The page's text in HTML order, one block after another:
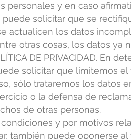
personales y en caso
puede solicitar que se
actualicen los datos
otras cosas, los datos ya
DE PRIVACIDAD. En
solicitar que limitemos
sólo trataremos los datos
o la defensa de
de otras personas.
y por motivos
también puede oponerse